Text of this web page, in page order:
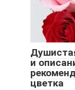
и
цветка